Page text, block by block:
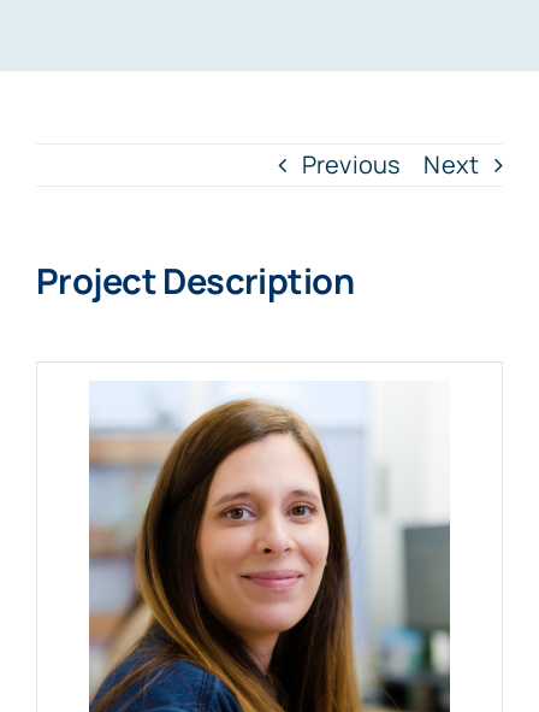
Previous Next
Project Description